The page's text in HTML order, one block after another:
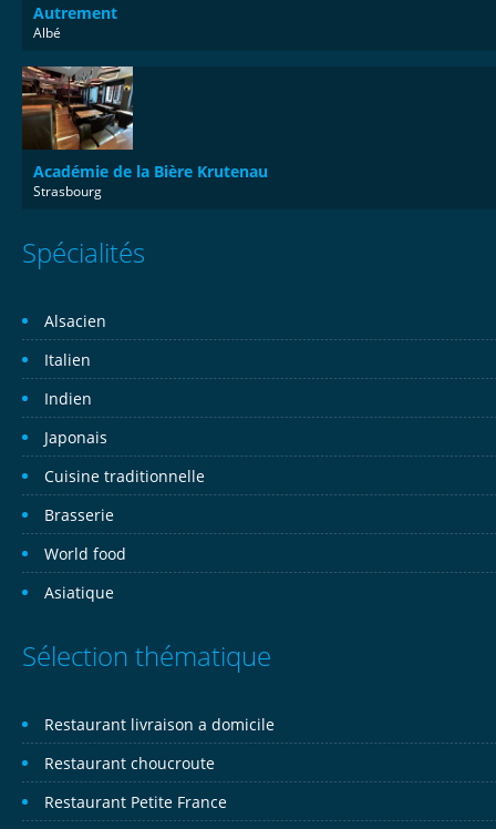
Autrement
Albé
Académie de la Bière Krutenau
Strasbourg
Spécialités
Alsacien
Italien
Indien
Japonais
Cuisine traditionnelle
Brasserie
World food
Asiatique
Sélection thématique
Restaurant livraison a domicile
Restaurant choucroute
Restaurant Petite France